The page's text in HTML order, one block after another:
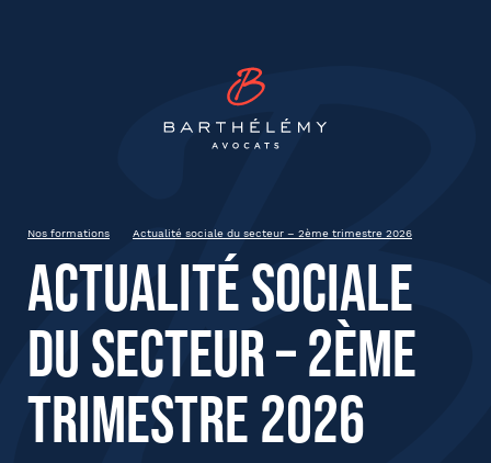
Nos formations Actualité sociale du secteur – 2ème trimestre 2026
Actualité sociale
du secteur – 2ème
trimestre 2026
Actualité sociale du secteur –
2ème trimestre 2026
9h à 12h30
Prénom